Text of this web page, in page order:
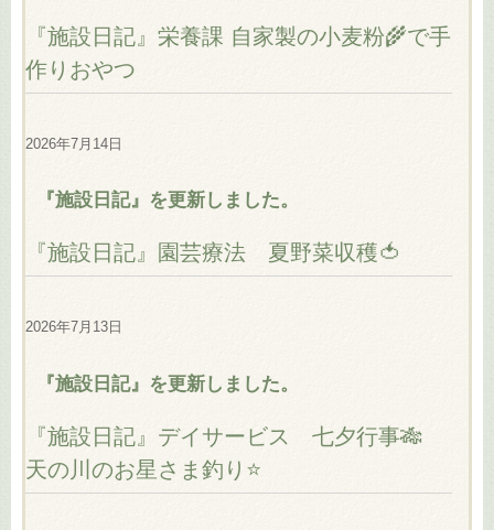
『施設日記』栄養課 自家製の小麦粉🌾で手
作りおやつ
2026年7月14日
『施設日記』を更新しました。
『施設日記』園芸療法 夏野菜収穫🍅
2026年7月13日
『施設日記』を更新しました。
『施設日記』デイサービス 七夕行事🎋
天の川のお星さま釣り⭐️